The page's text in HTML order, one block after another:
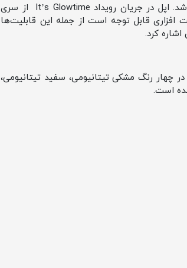
آیفون سری ۱۶ در تاریخ ۹ سپتامبر ۲۰۲۴ عرضه شده و ۲۰ سپتامبر روانه بازار خواهد شد. اپل در جریان رویداد It’s Glowtime از سری
افزاری قابل توجه است از جمله این قابلیت‌ها
کرد.
این دو گوشی در چهار رنگ مشکی تیتانیومی، سفید تیتانیومی،
است.